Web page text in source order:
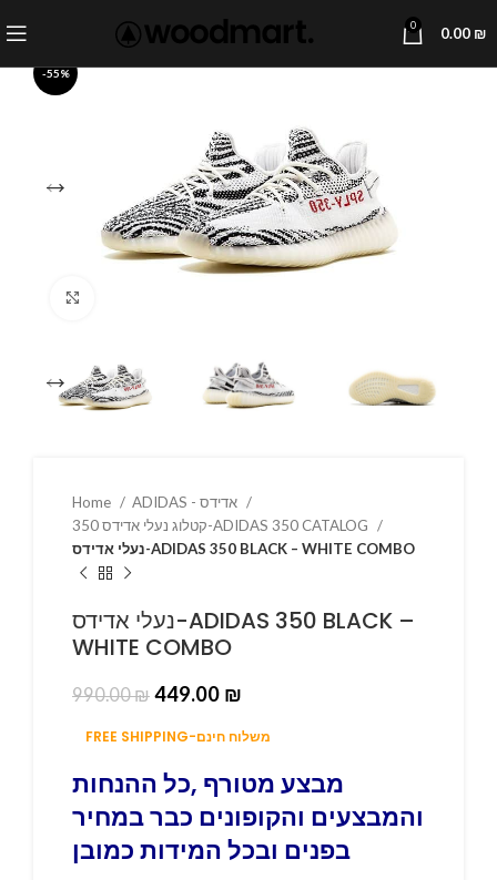
0 0.00 ₪
-55%
Home
קטלוג נעלי אדידס 350-ADIDAS 350 CATALOG
נעלי אדידס-ADIDAS 350 BLACK – WHITE COMBO
נעלי אדידס-ADIDAS 350 BLACK –
WHITE COMBO
990.00₪ 449.00 ₪
FREE SHIPPING-משלוח חינם
מבצע מטורף ,כל ההנחות
והמבצעים והקופונים כבר במחיר
בפנים ובכל המידות כמובן